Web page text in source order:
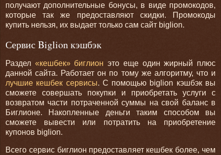
получают дополнительные бонусы, в виде промокодов,
которые так же предоставляют скидки. Промокоды
купить нельзя, их выдает только сам сайт biglion.
Сервис Biglion кэшбэк
Раздел «кешбек» биглион это еще один жирный плюс
данной сайта. Работает он по тому же алгоритму, что и
лучшие кешбек сервисы. С помощью biglion кэшбэк вы
сможете совершать покупки и приобретать услуги с
возвратом части потраченной суммы на свой баланс в
Биглионе. Накопленные деньги таким способом вы
сможете вывести или потратить на приобретение
купонов biglion.
Всего сервис биглион предоставляет кешбек более, чем